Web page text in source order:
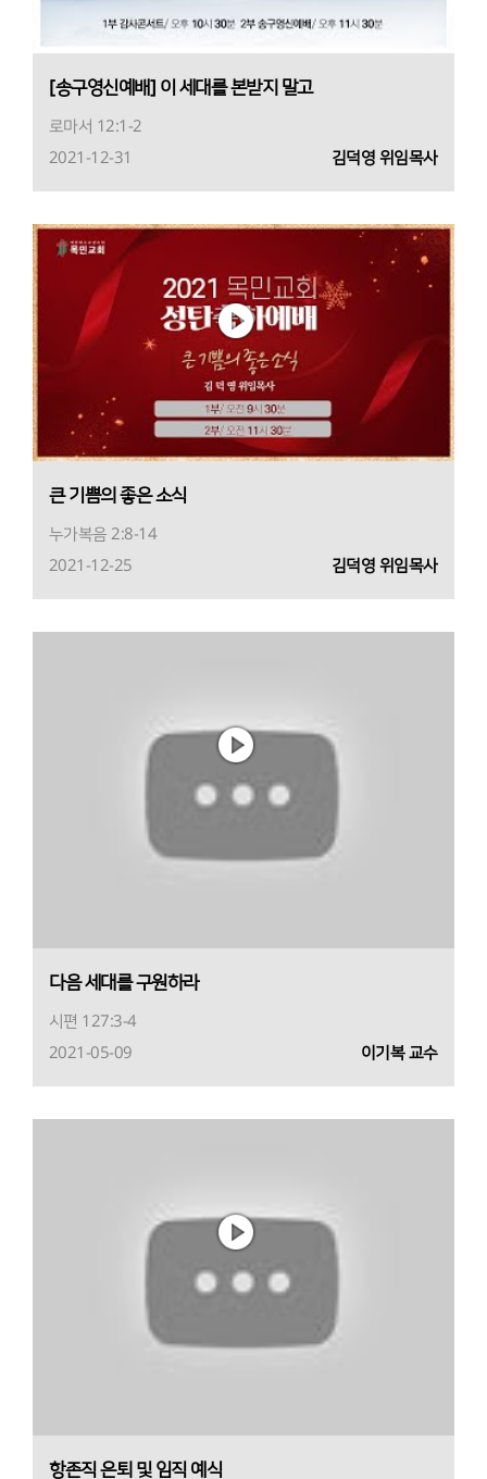
[송구영신예배] 이 세대를 본받지 말고
로마서 12:1-2
2021-12-31
김덕영 위임목사
큰 기쁨의 좋은 소식
누가복음 2:8-14
2021-12-25
김덕영 위임목사
다음 세대를 구원하라
시편 127:3-4
2021-05-09
이기복 교수
항존직 은퇴 및 임직 예식